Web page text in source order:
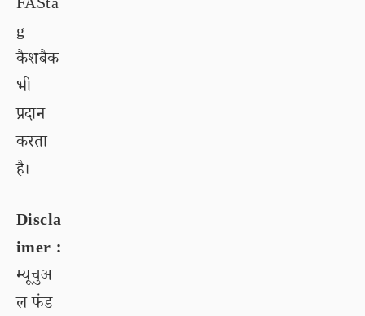
FASta
g
कैशबैक
भी
प्रदान
करता
है।
Discla
imer :
म्यूचुअ
ल फंड